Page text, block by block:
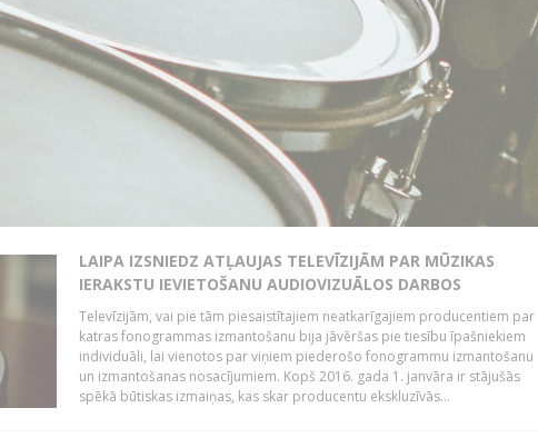
LAIPA IZSNIEDZ ATĻAUJAS TELEVĪZIJĀM PAR MŪZIKAS
IERAKSTU IEVIETOŠANU AUDIOVIZUĀLOS DARBOS
Televīzijām, vai pie tām piesaistītajiem neatkarīgajiem producentiem par
katras fonogrammas izmantošanu bija jāvēršas pie tiesību īpašniekiem
individuāli, lai vienotos par viņiem piederošo fonogrammu izmantošanu
un izmantošanas nosacījumiem. Kopš 2016. gada 1. janvāra ir stājušās
spēkā būtiskas izmaiņas, kas skar producentu ekskluzīvās...